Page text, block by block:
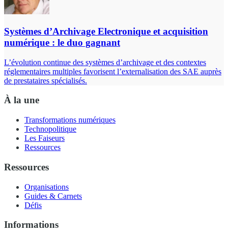
Systèmes d’Archivage Electronique et acquisition
numérique : le duo gagnant
L’évolution continue des systèmes d’archivage et des contextes
réglementaires multiples favorisent l’externalisation des SAE auprès
de prestataires spécialisés.
À la une
Transformations numériques
Technopolitique
Les Faiseurs
Ressources
Ressources
Organisations
Guides & Carnets
Défis
Informations